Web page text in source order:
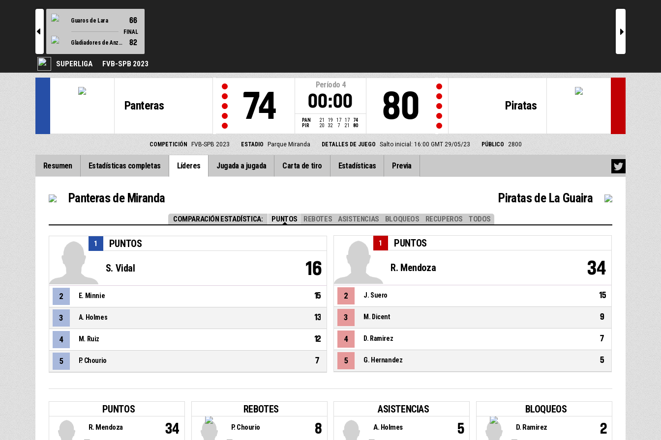
l
Guaros de Lara 66
FINAL
Gladiadores de Anzoategui
82
r
SUPERLIGA FVB-SPB 2023
Panteras 74
Período 4
00:00
PAN 21 19 17 17
74
PIR
20 32 7 21 80
Piratas
80
COMPETICIÓN FVB-SPB 2023 ESTADIO Parque Miranda DETALLES DE JUEGO Salto inicial: 16:00 GMT 29/05/23 PÚBLICO 2800
Resumen Estadísticas completas Líderes Jugada a jugada Carta de tiro Estadísticas Previa
COMPARACIÓN ESTADÍSTICA: PUNTOS REBOTES ASISTENCIAS BLOQUEOS RECUPEROS TODOS
Panteras de Miranda
PUNTOS
1
S. Vidal 16
2 E. Minnie 15
3 A. Holmes 13
4 M. Ruiz 12
5 P. Chourio 7
Piratas de La Guaira
PUNTOS
1
R. Mendoza 34
2 J. Suero 15
3 M. Dicent 9
4 D. Ramirez 7
5 G. Hernandez 5
PUNTOS
R. Mendoza 34
REBOTES
P. Chourio 8
ASISTENCIAS
A. Holmes 5
BLOQUEOS
D. Ramirez 2